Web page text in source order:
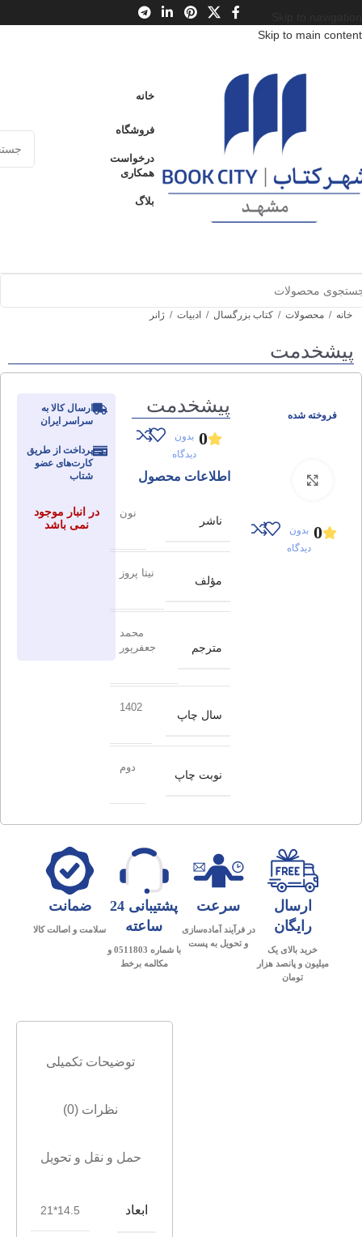
Skip to main content
خانه
فروشگاه
درخواست
همکاری
بلاگ
خانه / محصولات / کتاب بزرگسال / ادبیات / ژانر
پیشخدمت
فروخته شده
برای بزرگنمایی کلیک کنید
0 بدون
دیدگاه
پیشخدمت
0 بدون
دیدگاه
اطلاعات محصول
ناشر
نون
مؤلف
نیتا پروز
مترجم
محمد
جعفرپور
سال چاپ
1402
نوبت چاپ
دوم
ارسال کالا به
سراسر ایران
پرداخت از طریق
کارت‌های عضو
شتاب
در انبار موجود
نمی باشد
ارسال
رایگان
خرید بالای یک
میلیون و پانصد هزار
تومان
سرعت
در فرآیند آماده‌سازی
و تحویل به پست
پشتیبانی 24
ساعته
با شماره 0511803 و
مکالمه برخط
ضمانت
سلامت و اصالت کالا
توضیحات تکمیلی
نظرات (0)
حمل و نقل و تحویل
ابعاد 14.5*21